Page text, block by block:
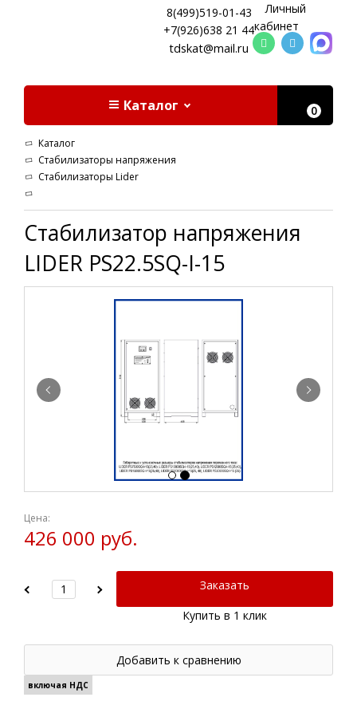
8(499)519-01-43
+7(926)638 21 44
tdskat@mail.ru
Личный
кабинет
Каталог 0
Каталог
Стабилизаторы напряжения
Стабилизаторы Lider
Стабилизатор напряжения
LIDER PS22.5SQ-I-15
Цена:
426 000 руб.
Заказать
Купить в 1 клик
Добавить к сравнению
включая НДС